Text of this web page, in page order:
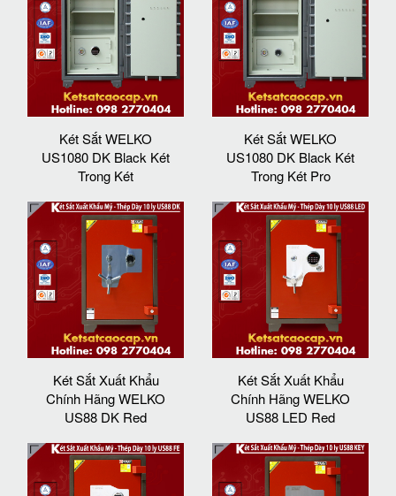
Két Sắt WELKO
US1080 DK Black Két
Trong Két
Két Sắt WELKO
US1080 DK Black Két
Trong Két Pro
Két Sắt Xuất Khẩu
Chính Hãng WELKO
US88 DK Red
Két Sắt Xuất Khẩu
Chính Hãng WELKO
US88 LED Red